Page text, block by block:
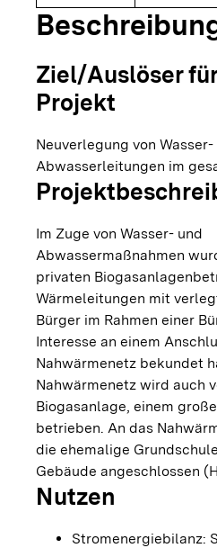
Ziel/Auslöser
Projekt
Neuverlegung von Wasser-
Abwasserleitungen im
Im Zuge von Wasser- und
Abwassermaßnahmen
privaten
Wärmeleitungen mit
Bürger im Rahmen einer
Interesse an einem
Nahwärmenetz bekundet
Nahwärmenetz wird auch
Biogasanlage, einem
betrieben. An das
die ehemalige
Gebäude angeschlossen
Nutzen
Stromenergiebilanz: